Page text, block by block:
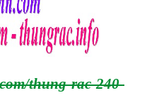
thung-rac-240-